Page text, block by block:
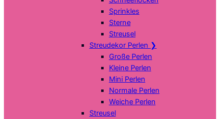
Sprinkles
Sterne
Streusel
Streudekor Perlen ❯
Große Perlen
Kleine Perlen
Mini Perlen
Normale Perlen
Weiche Perlen
Streusel